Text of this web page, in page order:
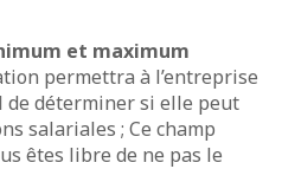
et maximum
permettra à l’entreprise
déterminer si elle peut
salariales ; Ce champ
êtes libre de ne pas le